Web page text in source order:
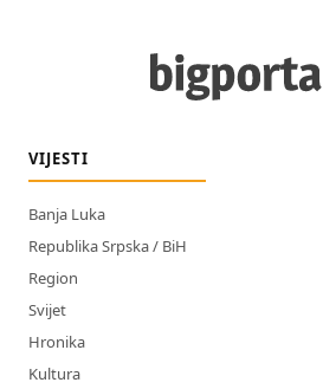
VIJESTI
Banja Luka
Republika Srpska / BiH
Region
Svijet
Hronika
Kultura